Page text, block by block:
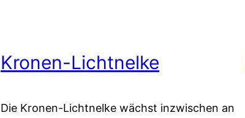
Kronen-Lichtnelke
Die Kronen-Lichtnelke wächst inzwischen an